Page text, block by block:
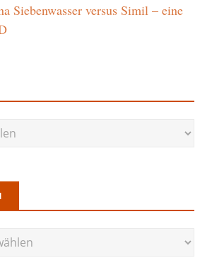
Siebenwasser versus Simil – eine